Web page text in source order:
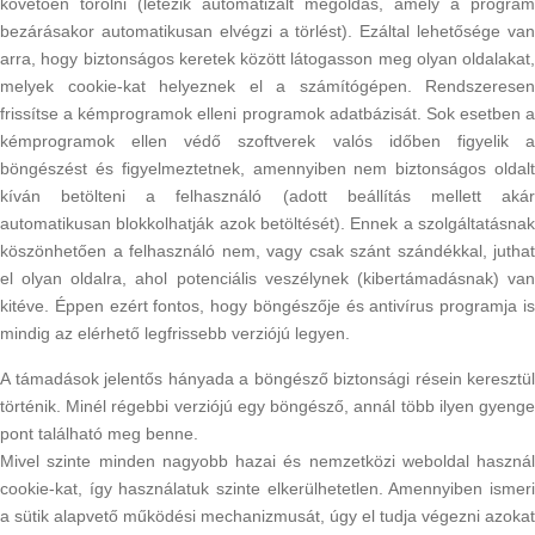
bezárásakor automatikusan elvégzi a törlést). Ezáltal lehetősége van
arra, hogy biztonságos keretek között látogasson meg olyan oldalakat,
melyek cookie-kat helyeznek el a számítógépen. Rendszeresen
frissítse a kémprogramok elleni programok adatbázisát. Sok esetben a
kémprogramok ellen védő szoftverek valós időben figyelik a
böngészést és figyelmeztetnek, amennyiben nem biztonságos oldalt
kíván betölteni a felhasználó (adott beállítás mellett akár
automatikusan blokkolhatják azok betöltését). Ennek a szolgáltatásnak
köszönhetően a felhasználó nem, vagy csak szánt szándékkal, juthat
el olyan oldalra, ahol potenciális veszélynek (kibertámadásnak) van
kitéve. Éppen ezért fontos, hogy böngészője és antivírus programja is
mindig az elérhető legfrissebb verziójú legyen.
A támadások jelentős hányada a böngésző biztonsági résein keresztül
történik. Minél régebbi verziójú egy böngésző, annál több ilyen gyenge
pont található meg benne.
Mivel szinte minden nagyobb hazai és nemzetközi weboldal használ
cookie-kat, így használatuk szinte elkerülhetetlen. Amennyiben ismeri
a sütik alapvető működési mechanizmusát, úgy el tudja végezni azokat